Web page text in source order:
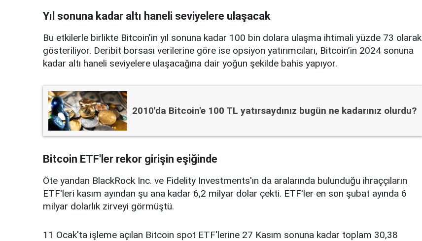
Yıl sonuna kadar altı haneli seviyelere ulaşacak
Bu etkilerle birlikte Bitcoin’in yıl sonuna kadar 100 bin dolara ulaşma ihtimali yüzde 73 olarak
gösteriliyor. Deribit borsası verilerine göre ise opsiyon yatırımcıları, Bitcoin’in 2024 sonuna
kadar altı haneli seviyelere ulaşacağına dair yoğun şekilde bahis yapıyor.
2010'da Bitcoin'e 100 TL yatırsaydınız bugün ne kadarınız olurdu?
Bitcoin ETF'ler rekor girişin eşiğinde
Öte yandan BlackRock Inc. ve Fidelity Investments'ın da aralarında bulunduğu ihraççıların
ETF'leri kasım ayından şu ana kadar 6,2 milyar dolar çekti. ETF'ler en son şubat ayında 6
milyar dolarlık zirveyi görmüştü.
11 Ocak'ta işleme açılan Bitcoin spot ETF'lerine 27 Kasım sonuna kadar toplam 30,38